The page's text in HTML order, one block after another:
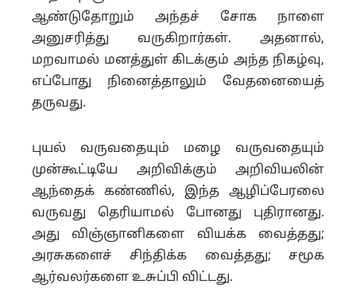
ஆண்டுதோறும் அந்தச் சோக நாளை
அனுசரித்து வருகிறார்கள். அதனால்,
மறவாமல் மனத்துள் கிடக்கும் அந்த நிகழ்வு,
எப்போது நினைத்தாலும் வேதனையைத்
தருவது.
புயல் வருவதையும் மழை வருவதையும்
முன்கூட்டியே அறிவிக்கும் அறிவியலின்
ஆந்தைக் கண்ணில், இந்த ஆழிப்பேரலை
வருவது தெரியாமல் போனது புதிரானது.
அது விஞ்ஞானிகளை வியக்க வைத்தது;
அரசுகளைச் சிந்திக்க வைத்தது; சமூக
ஆர்வலர்களை உசுப்பி விட்டது.